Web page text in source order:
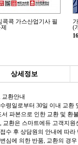
콕콕 가스산업기사 필
(
상세정보
교환안내
령일로부터 30일 이내 교환
파본으로 인한 교환 및 환
교환은 스마트에듀 고객지원
수 후 상담원의 안내에 따라
심에 의한 반품, 교환의 경